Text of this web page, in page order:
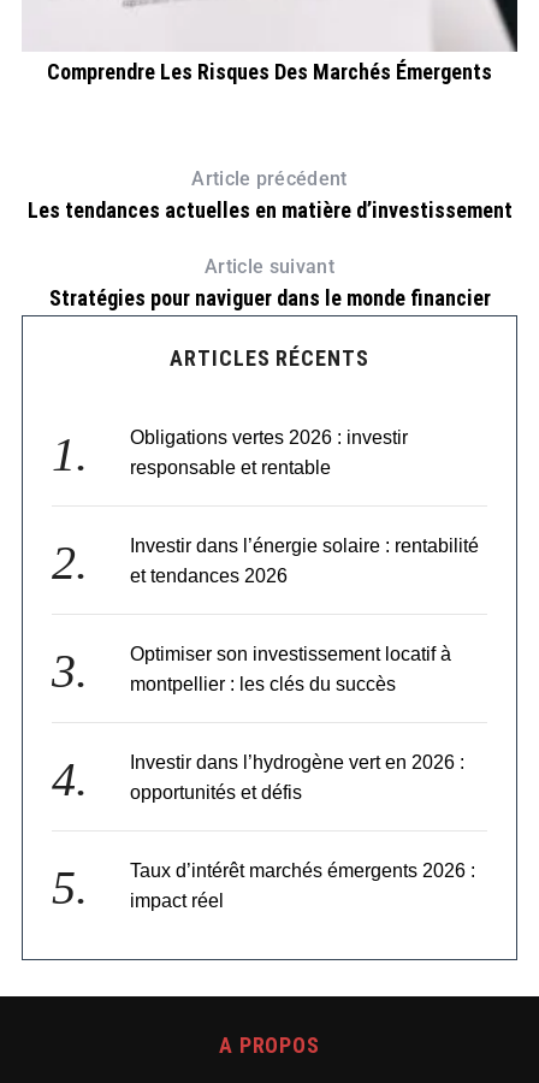
Comprendre Les Risques Des Marchés Émergents
Article précédent
Les tendances actuelles en matière d’investissement
Article suivant
Stratégies pour naviguer dans le monde financier
ARTICLES RÉCENTS
Obligations vertes 2026 : investir
responsable et rentable
Investir dans l’énergie solaire : rentabilité
et tendances 2026
Optimiser son investissement locatif à
montpellier : les clés du succès
Investir dans l’hydrogène vert en 2026 :
opportunités et défis
Taux d’intérêt marchés émergents 2026 :
impact réel
A PROPOS